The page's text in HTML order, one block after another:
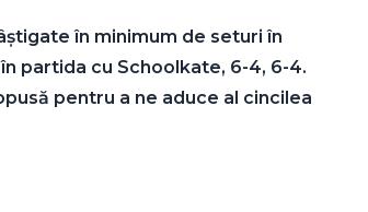
în minimum de seturi în
partida cu Schoolkate, 6-4, 6-4.
pentru a ne aduce al cincilea